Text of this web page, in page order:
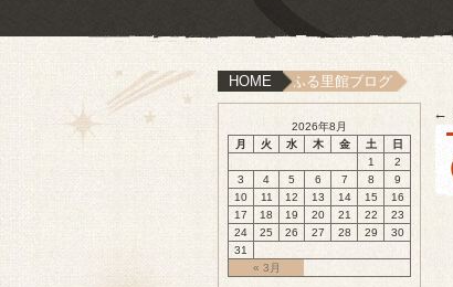
HOME
ふる里館ブログ
←
2026年8月
月
火 水 木 金 土 日
« 3月
1
2
3
4 5 6 7 8
9
10
11 12 13 14 15
16
17
18 19 20 21 22
23
24
25 26 27 28 29
30
31